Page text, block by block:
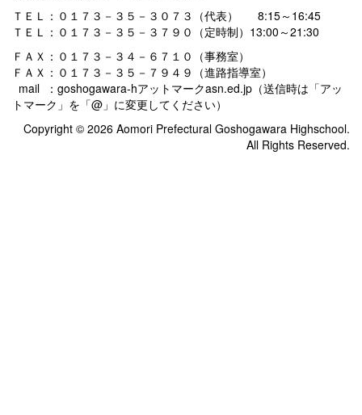
ＴＥＬ：０１７３－３５－３０７３（代表） 8:15～16:45
ＴＥＬ：０１７３－３５－３７９０（定時制）13:00～21:30
ＦＡＸ：０１７３－３４－６７１０（事務室）
ＦＡＸ：０１７３－３５－７９４９（進路指導室）
mail ：goshogawara-hアットマークasn.ed.jp（送信時は「アッ
トマーク」を「@」に変更してください）
Copyright © 2026 Aomori Prefectural Goshogawara Highschool.
All Rights Reserved.